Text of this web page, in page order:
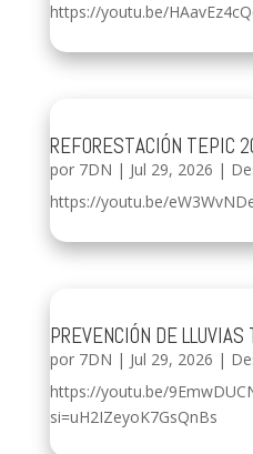
https://youtu.be/
REFORESTACIÓN TEPIC
por 7DN | Jul 29, 2026 |
https://youtu.be/
PREVENCIÓN DE LLUVIAS
por 7DN | Jul 29, 2026 |
https://youtu.be/
si=uH2IZeyoK7GsQnBs